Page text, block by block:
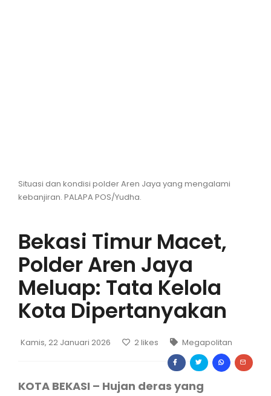
Situasi dan kondisi polder Aren Jaya yang mengalami
kebanjiran. PALAPA POS/Yudha.
Bekasi Timur Macet,
Polder Aren Jaya
Meluap: Tata Kelola
Kota Dipertanyakan
Kamis, 22 Januari 2026 2likes Megapolitan
KOTA BEKASI – Hujan deras yang